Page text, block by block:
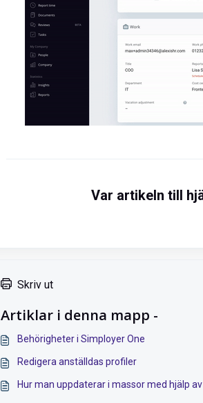
Var artikeln till
Skriv ut
Artiklar i denna mapp -
Behörigheter i Simployer One
Redigera anställdas profiler
Hur man uppdaterar i massor med hjälp